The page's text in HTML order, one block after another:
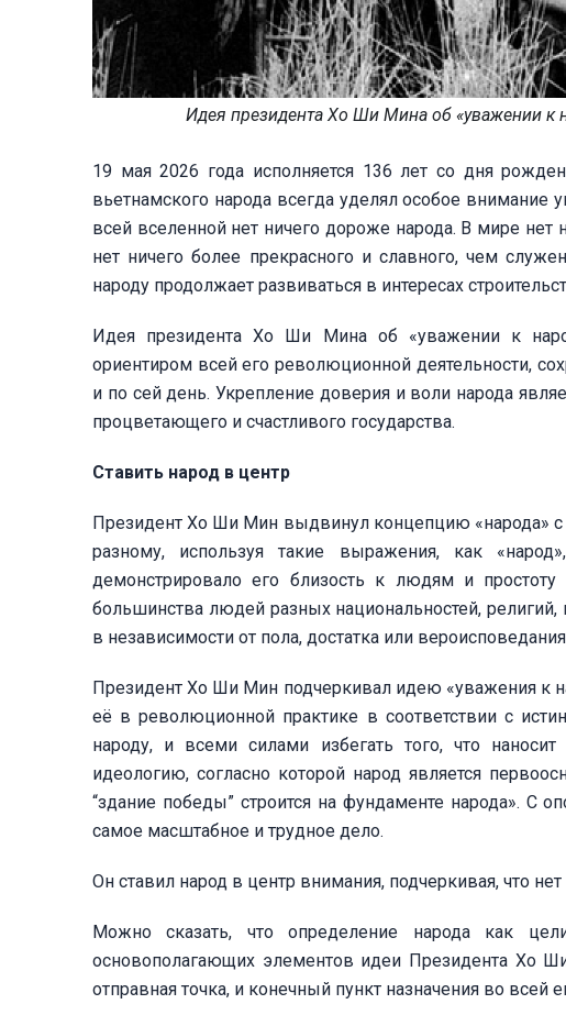
Идея президента Хо Ши Мина об «уважении к
19 мая 2026 года исполняется 136 лет со дня
вьетнамского народа всегда уделял особое внимание
всей вселенной нет ничего дороже народа. В мире
нет ничего более прекрасного и славного, чем
народу продолжает развиваться в интересах
Идея президента Хо Ши Мина об «уважении к
ориентиром всей его революционной деятельности,
и по сей день. Укрепление доверия и воли народа
процветающего и счастливого государства.
Ставить народ в центр
Президент Хо Ши Мин выдвинул концепцию «народа»
разному, используя такие выражения, как
демонстрировало его близость к людям и
большинства людей разных национальностей,
в независимости от пола, достатка или
Президент Хо Ши Мин подчеркивал идею «уважения к
её в революционной практике в соответствии с
народу, и всеми силами избегать того, что
идеологию, согласно которой народ является
“здание победы” строится на фундаменте народа».
самое масштабное и трудное дело.
Он ставил народ в центр внимания, подчеркивая, что
Можно сказать, что определение народа как
основополагающих элементов идеи Президента Хо
отправная точка, и конечный пункт назначения во